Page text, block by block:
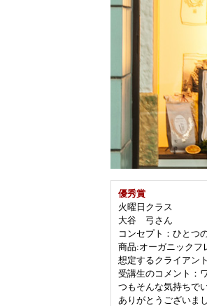
優秀賞
火曜日クラス
大谷 弓さん
コンセプト：ひとつ
商品:オーガニックフ
想定するクライアン
受講生のコメント：
つもそんな気持ちで
ありがとうございま